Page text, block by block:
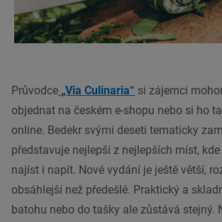
Průvodce „Via Culinaria“ si zájemci
objednat na českém e-shopu nebo si ho
online. Bedekr svými deseti tematicky
představuje nejlepší z nejlepších míst,
najíst i napít. Nové vydání je ještě větší,
obsáhlejší než předešlé. Praktický a
batohu nebo do tašky ale zůstává stejný.